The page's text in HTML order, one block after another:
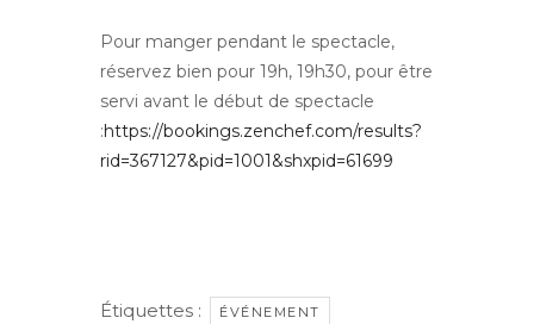
Pour manger pendant le spectacle,
réservez bien pour 19h, 19h30, pour être
servi avant le début de spectacle
:https://bookings.zenchef.com/results?
rid=367127&pid=1001&shxpid=61699
Étiquettes : ÉVÉNEMENT